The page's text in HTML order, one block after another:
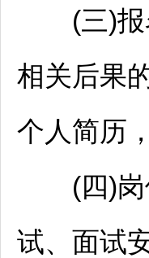
(三)报名
相关后果
个人简历
(四)岗位
试、面试